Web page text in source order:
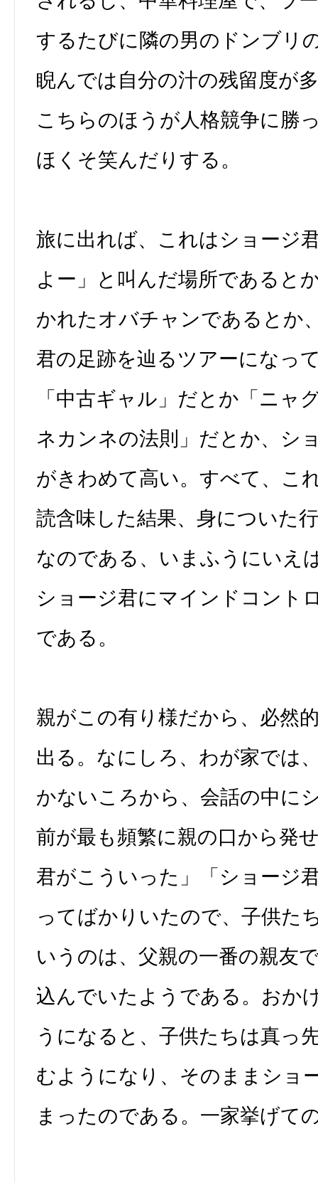
するたびに隣の男のドンブリ
睨んでは自分の汁の残留度が
こちらのほうが人格競争に勝
ほくそ笑んだりする。
旅に出れば、これはショージ
よー」と叫んだ場所であると
かれたオバチャンであるとか
君の足跡を辿るツアーになっ
「中古ギャル」だとか「ニャ
ネカンネの法則」だとか、シ
がきわめて高い。すべて、こ
読含味した結果、身についた
なのである、いまふうにいえ
ショージ君にマインドコント
である。
親がこの有り様だから、必然
出る。なにしろ、わが家では
かないころから、会話の中に
前が最も頻繁に親の口から発
君がこういった」「ショージ
ってばかりいたので、子供た
いうのは、父親の一番の親友
込んでいたようである。おか
うになると、子供たちは真っ
むようになり、そのままショ
まったのである。一家挙げて